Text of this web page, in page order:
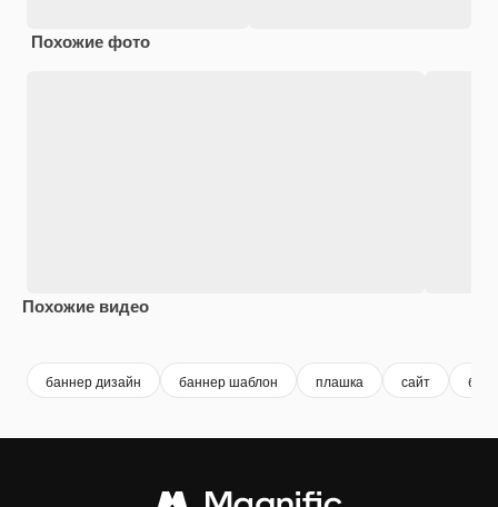
Похожие фото
Похожие видео
баннер дизайн баннер шаблон плашка сайт